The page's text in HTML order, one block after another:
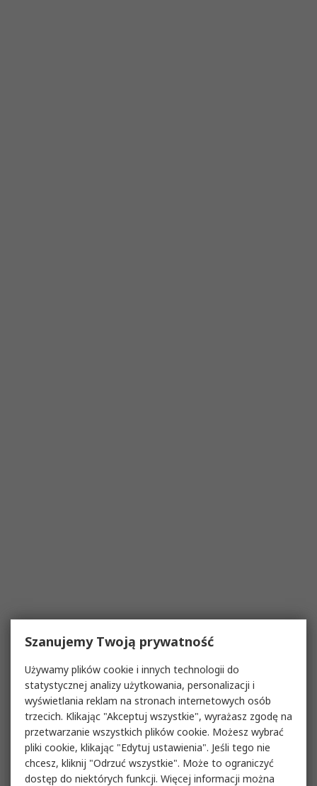
Szanujemy Twoją prywatność
Używamy plików cookie i innych technologii do
statystycznej analizy użytkowania, personalizacji i
wyświetlania reklam na stronach internetowych osób
trzecich. Klikając "Akceptuj wszystkie", wyrażasz zgodę na
przetwarzanie wszystkich plików cookie. Możesz wybrać
pliki cookie, klikając "Edytuj ustawienia". Jeśli tego nie
chcesz, kliknij "Odrzuć wszystkie". Może to ograniczyć
dostęp do niektórych funkcji. Więcej informacji można